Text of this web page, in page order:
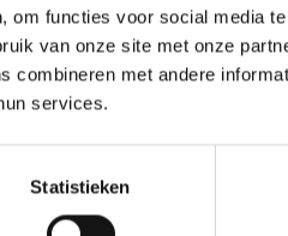
functies voor social media
van onze site met onze
combineren met andere
services.
Statistieken
ohne